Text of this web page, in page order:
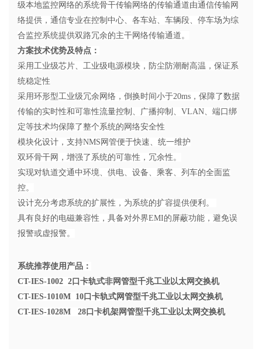
级本地监控网络的系统骨干传输网络的传输通道由通信传输网
络提供，通信专业在控制中心、各车站、车辆段、停车场为综
合监控系统提供双路冗余的主干网络传输通道。
方案技术优势及特点：
采用工业级芯片、工业级电源模块，防尘防潮耐高温，保证系
统稳定性
采用环形型工业级冗余网络，倒换时间小于20ms，保障了数据
传输的实时性和可靠性流量控制、广播抑制、VLAN、端口绑
定等技术均保障了整个系统的网络安全性
模块化设计，支持NMS网管便于快速、统一维护
双环骨干网，增强了系统的可靠性，冗余性。
实现对轨道交通中环境、供电、设备、乘客、列车的全面监
控。
设计充分考虑系统的扩展性，为系统的扩容提供便利。
具有良好的电磁兼容性，具备对外界EMI的屏蔽功能，避免误
报警或虚报警。
系统推荐使用产品：
CT-IES-1002 2口卡轨式非网管型千兆工业以太网交换机
CT-IES-1010M 10口卡轨式网管型千兆工业以太网交换机
CT-IES-1028M 28口卡机架网管型千兆工业以太网交换机